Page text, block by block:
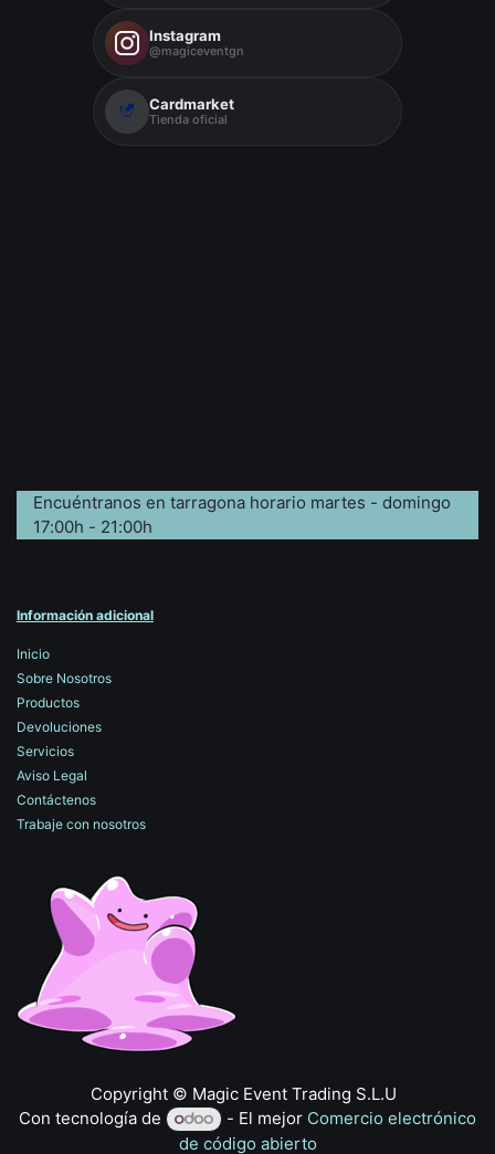
Instagram
@magiceventgn
Cardmarket
Tienda oficial
Encuéntranos en tarragona horario martes - domingo
17:00h - 21:00h
Información adicional
Inicio
Sobre Nosotros
Productos
Devoluciones
Servicios
Aviso Legal
Contáctenos
Trabaje con nosotros
​Copyright © Magic Event Trading S.L.U
Con tecnología de
- El mejor Comercio electrónico
de código abierto